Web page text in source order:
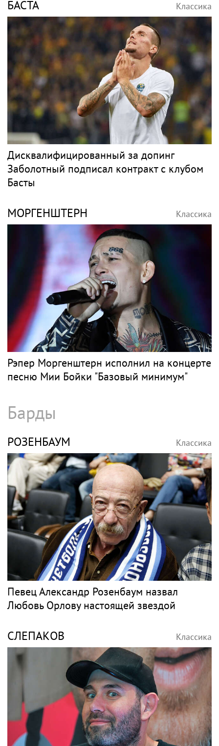
БАСТА Классика
Дисквалифицированный за допинг
Заболотный подписал контракт с клубом
Басты
МОРГЕНШТЕРН Классика
Рэпер Моргенштерн исполнил на концерте
песню Мии Бойки "Базовый минимум"
Барды
РОЗЕНБАУМ Классика
Певец Александр Розенбаум назвал
Любовь Орлову настоящей звездой
СЛЕПАКОВ Классика